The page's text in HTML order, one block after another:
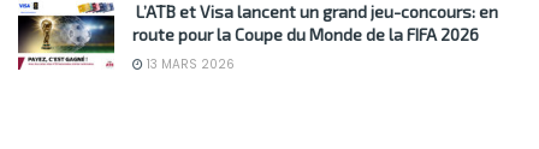
L’ATB et Visa lancent un grand jeu-concours: en
route pour la Coupe du Monde de la FIFA 2026
13 MARS 2026